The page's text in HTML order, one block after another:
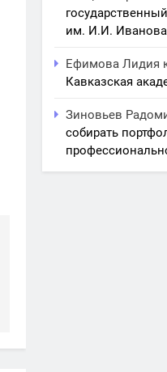
им. И.И. Иванова
Ефимова Лидия
Кавказская
Зиновьев
собирать